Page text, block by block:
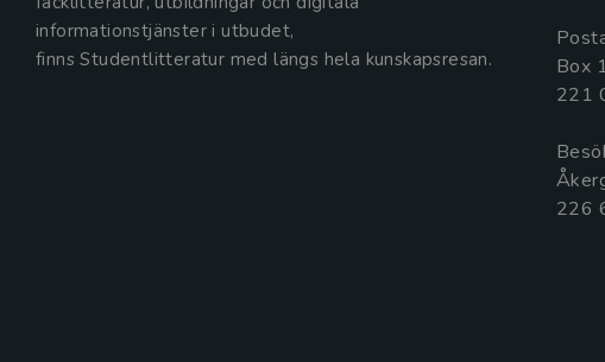
informationstjänster i utbudet,
finns Studentlitteratur med längs hela kunskapsresan.
Box
221